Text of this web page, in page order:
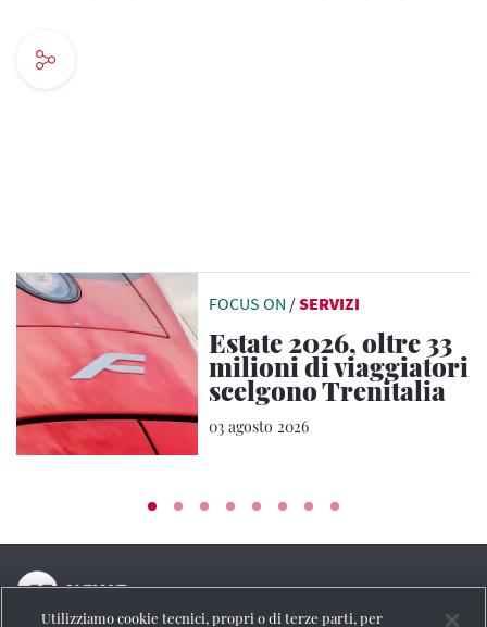
FOCUS ON /SERVIZI
Estate 2026, oltre 33
milioni di viaggiatori
scelgono Trenitalia
03 agosto 2026
Utilizziamo cookie tecnici, propri o di terze parti, per